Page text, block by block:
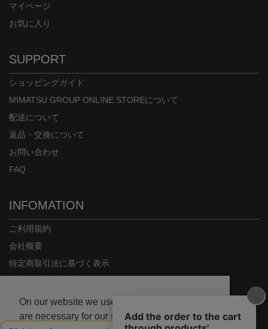
マイページ
お気に入り
SUPPORT
ショッピングガイド
MIMATSU GROUP ONLINE STOREについて
配送について
返品・交換について
お問い合わせ
FAQ
INFOMATION
ご利用規約
会社概要
特定商取引法に基づく表示
On our website we use some cookies. These
are necessary for our site to work properly